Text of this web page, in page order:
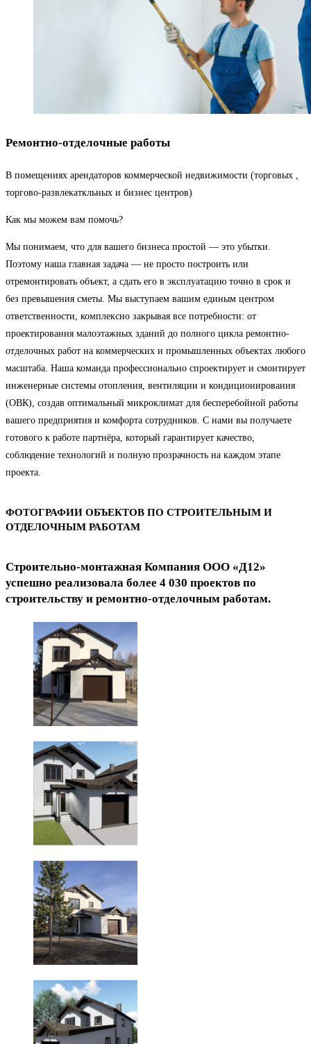
Ремонтно-отделочные работы
В помещениях арендаторов коммерческой недвижимости (торговых ,
торгово-развлекаткльных и бизнес центров)
Как мы можем вам помочь?
Мы понимаем, что для вашего бизнеса простой — это убытки.
Поэтому наша главная задача — не просто построить или
отремонтировать объект, а сдать его в эксплуатацию точно в срок и
без превышения сметы. Мы выступаем вашим единым центром
ответственности, комплексно закрывая все потребности: от
проектирования малоэтажных зданий до полного цикла ремонтно-
отделочных работ на коммерческих и промышленных объектах любого
масштаба. Наша команда профессионально спроектирует и смонтирует
инженерные системы отопления, вентиляции и кондиционирования
(ОВК), создав оптимальный микроклимат для бесперебойной работы
вашего предприятия и комфорта сотрудников. С нами вы получаете
готового к работе партнёра, который гарантирует качество,
соблюдение технологий и полную прозрачность на каждом этапе
проекта.
ФОТОГРАФИИ ОБЪЕКТОВ ПО СТРОИТЕЛЬНЫМ И
ОТДЕЛОЧНЫМ РАБОТАМ
Строительно-монтажная Компания ООО «Д12»
успешно реализовала более 4 030 проектов по
строительству и ремонтно-отделочным работам.